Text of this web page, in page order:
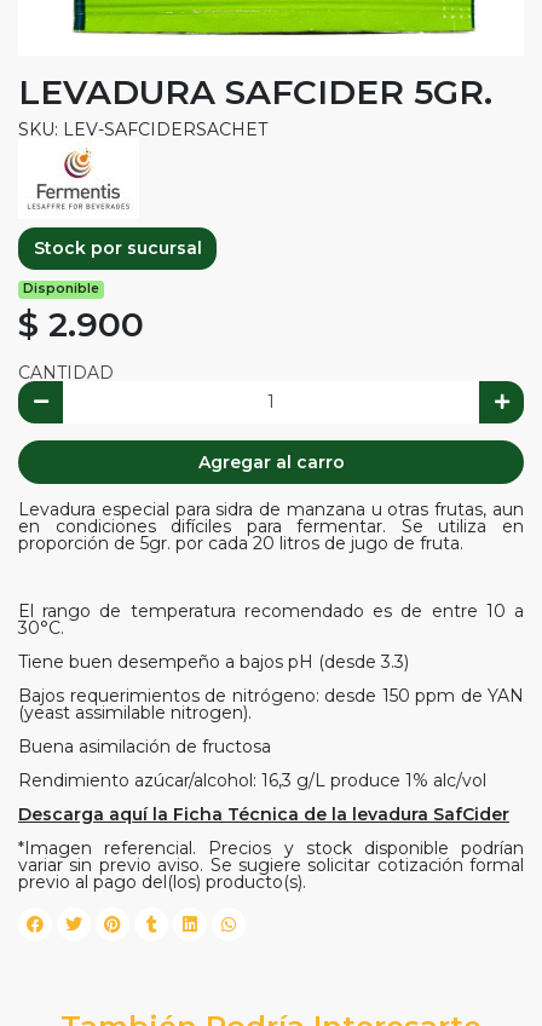
LEVADURA SAFCIDER 5GR.
SKU: LEV-SAFCIDERSACHET
Stock por sucursal
Disponible
$ 2.900
CANTIDAD
Agregar al carro
Levadura especial para sidra de manzana u otras frutas, aun
en condiciones difíciles para fermentar. Se utiliza en
proporción de 5gr. por cada 20 litros de jugo de fruta.
El rango de temperatura recomendado es de entre 10 a
30°C.
Tiene buen desempeño a bajos pH (desde 3.3)
Bajos requerimientos de nitrógeno: desde 150 ppm de YAN
(yeast assimilable nitrogen).
Buena asimilación de fructosa
Rendimiento azúcar/alcohol: 16,3 g/L produce 1% alc/vol
Descarga aquí la Ficha Técnica de la levadura SafCider
*Imagen referencial. Precios y stock disponible podrían
variar sin previo aviso. Se sugiere solicitar cotización formal
previo al pago del(los) producto(s).